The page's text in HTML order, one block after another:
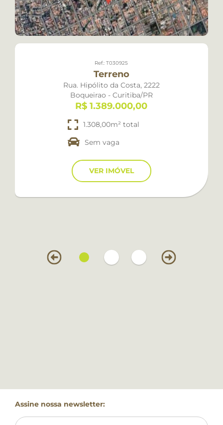
Ref.: T030925
Terreno
Rua. Hipólito da Costa, 2222
Boqueirao - Curitiba/PR
R$ 1.389.000,00
1.308,00m² total
Sem vaga
VER IMÓVEL
Assine nossa newsletter: